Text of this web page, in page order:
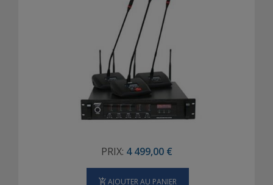
PRIX: 4 499,00 €
AJOUTER AU PANIER